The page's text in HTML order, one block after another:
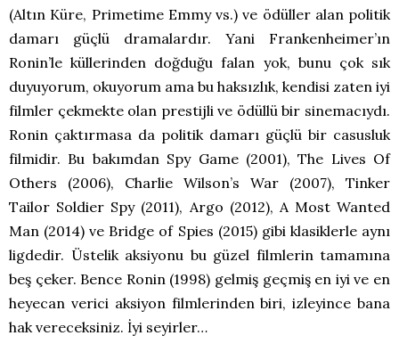
(Altın Küre, Primetime Emmy vs.) ve ödüller alan politik
damarı güçlü dramalardır. Yani Frankenheimer’ın
Ronin’le küllerinden doğduğu falan yok, bunu çok sık
duyuyorum, okuyorum ama bu haksızlık, kendisi zaten iyi
filmler çekmekte olan prestijli ve ödüllü bir sinemacıydı.
Ronin çaktırmasa da politik damarı güçlü bir casusluk
filmidir. Bu bakımdan Spy Game (2001), The Lives Of
Others (2006), Charlie Wilson’s War (2007), Tinker
Tailor Soldier Spy (2011), Argo (2012), A Most Wanted
Man (2014) ve Bridge of Spies (2015) gibi klasiklerle aynı
ligdedir. Üstelik aksiyonu bu güzel filmlerin tamamına
beş çeker. Bence Ronin (1998) gelmiş geçmiş en iyi ve en
heyecan verici aksiyon filmlerinden biri, izleyince bana
hak vereceksiniz. İyi seyirler…